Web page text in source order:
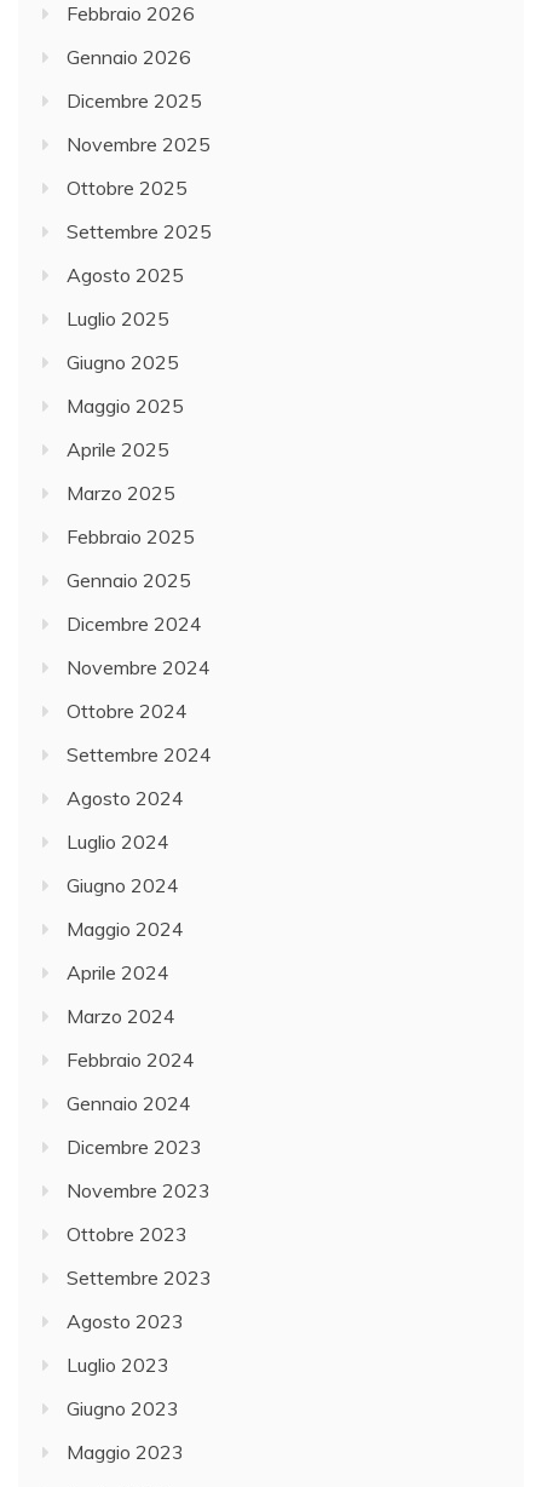
Febbraio 2026
Gennaio 2026
Dicembre 2025
Novembre 2025
Ottobre 2025
Settembre 2025
Agosto 2025
Luglio 2025
Giugno 2025
Maggio 2025
Aprile 2025
Marzo 2025
Febbraio 2025
Gennaio 2025
Dicembre 2024
Novembre 2024
Ottobre 2024
Settembre 2024
Agosto 2024
Luglio 2024
Giugno 2024
Maggio 2024
Aprile 2024
Marzo 2024
Febbraio 2024
Gennaio 2024
Dicembre 2023
Novembre 2023
Ottobre 2023
Settembre 2023
Agosto 2023
Luglio 2023
Giugno 2023
Maggio 2023